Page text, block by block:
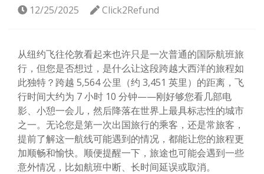
12/25/2025 Click2Refund
从纽约飞往伦敦看起来也许只是一次普通的国际航班旅
行，但您是否想过，是什么让这段跨越大西洋的旅程如
此独特？跨越 5,564 公里（约 3,451 英里）的距离，飞
行时间大约为 7 小时 10 分钟——刚好够您看几部电
影、小憩一会儿，然后降落在世界上最具标志性的城市
之一。无论您是第一次出国旅行的乘客，还是常旅客，
提前了解这一航线可能遇到的情况，都能让您的旅程更
加顺畅和愉快。顺便提醒一下，旅途也可能会遇到一些
意外情况，比如航班中断、长时间延误或取消。